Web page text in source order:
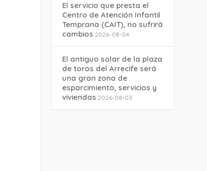
El servicio que presta el
Centro de Atención Infantil
Temprana (CAIT), no sufrirá
cambios 2026-08-04
El antiguo solar de la plaza
de toros del Arrecife será
una gran zona de
esparcimiento, servicios y
viviendas 2026-08-03